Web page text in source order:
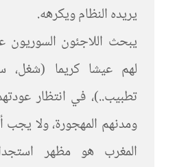
يريده النظام ويكرهه.
يبحث اللاجئون
لهم عيشا كريما (شغل،
تطبيب..)، في انتظار
ومدنهم المهجورة، ولا
المغرب هو مظهر